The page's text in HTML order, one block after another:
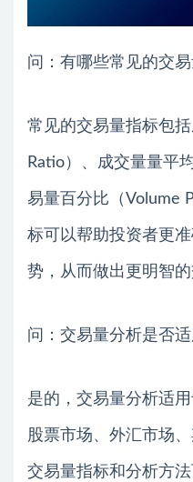
问：有哪些常见的交易
常见的交易量指标包
Ratio）、成交量量平
易量百分比（Volume
标可以帮助投资者更
势，从而做出更明智的
问：交易量分析是否
是的，交易量分析适
股票市场、外汇市场
交易量指标和分析方